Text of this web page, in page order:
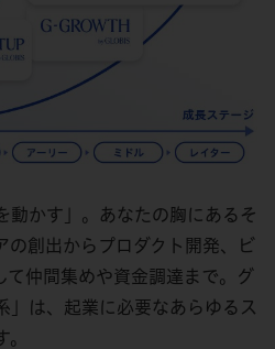
動かす」。あなたの胸にあるそ
の創出からプロダクト開発、ビ
て仲間集めや資金調達まで。グ
」は、起業に必要なあらゆるス